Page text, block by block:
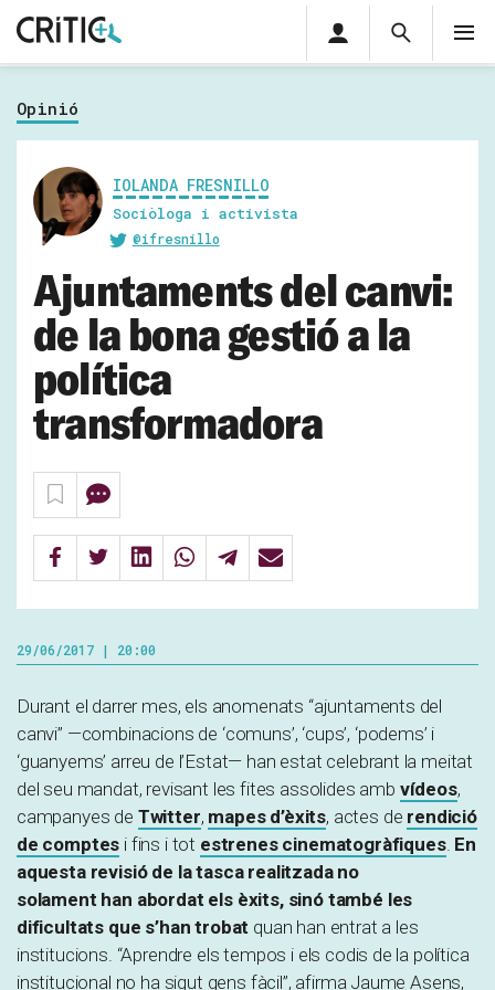
Cerca
Cerca
privada
Inicia sessió
Opinió
IOLANDA FRESNILLO
Sociòloga i activista
@ifresnillo
Ajuntaments del canvi:
de la bona gestió a la
política
transformadora
29/06/2017 | 20:00
Durant el darrer mes, els anomenats “ajuntaments del
canvi” —combinacions de ‘comuns’, ‘cups’, ‘podems’ i
‘guanyems’ arreu de l’Estat— han estat celebrant la meitat
del seu mandat, revisant les fites assolides amb vídeos,
campanyes de Twitter, mapes d’èxits, actes de rendició
de comptes i fins i tot estrenes cinematogràfiques. En
aquesta revisió de la tasca realitzada no
solament han abordat els èxits, sinó també les
dificultats que s’han trobat quan han entrat a les
institucions. “Aprendre els tempos i els codis de la política
institucional no ha sigut gens fàcil”, afirma Jaume Asens,